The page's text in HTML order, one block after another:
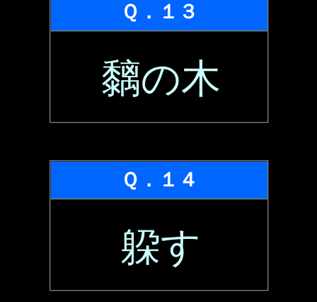
Ｑ．１３
黐の木
Ｑ．１４
躱す